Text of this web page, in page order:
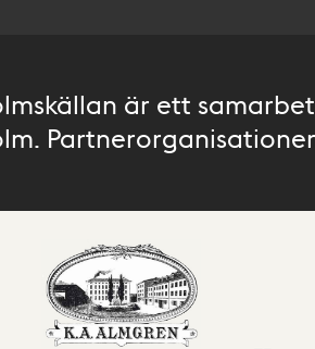
är ett